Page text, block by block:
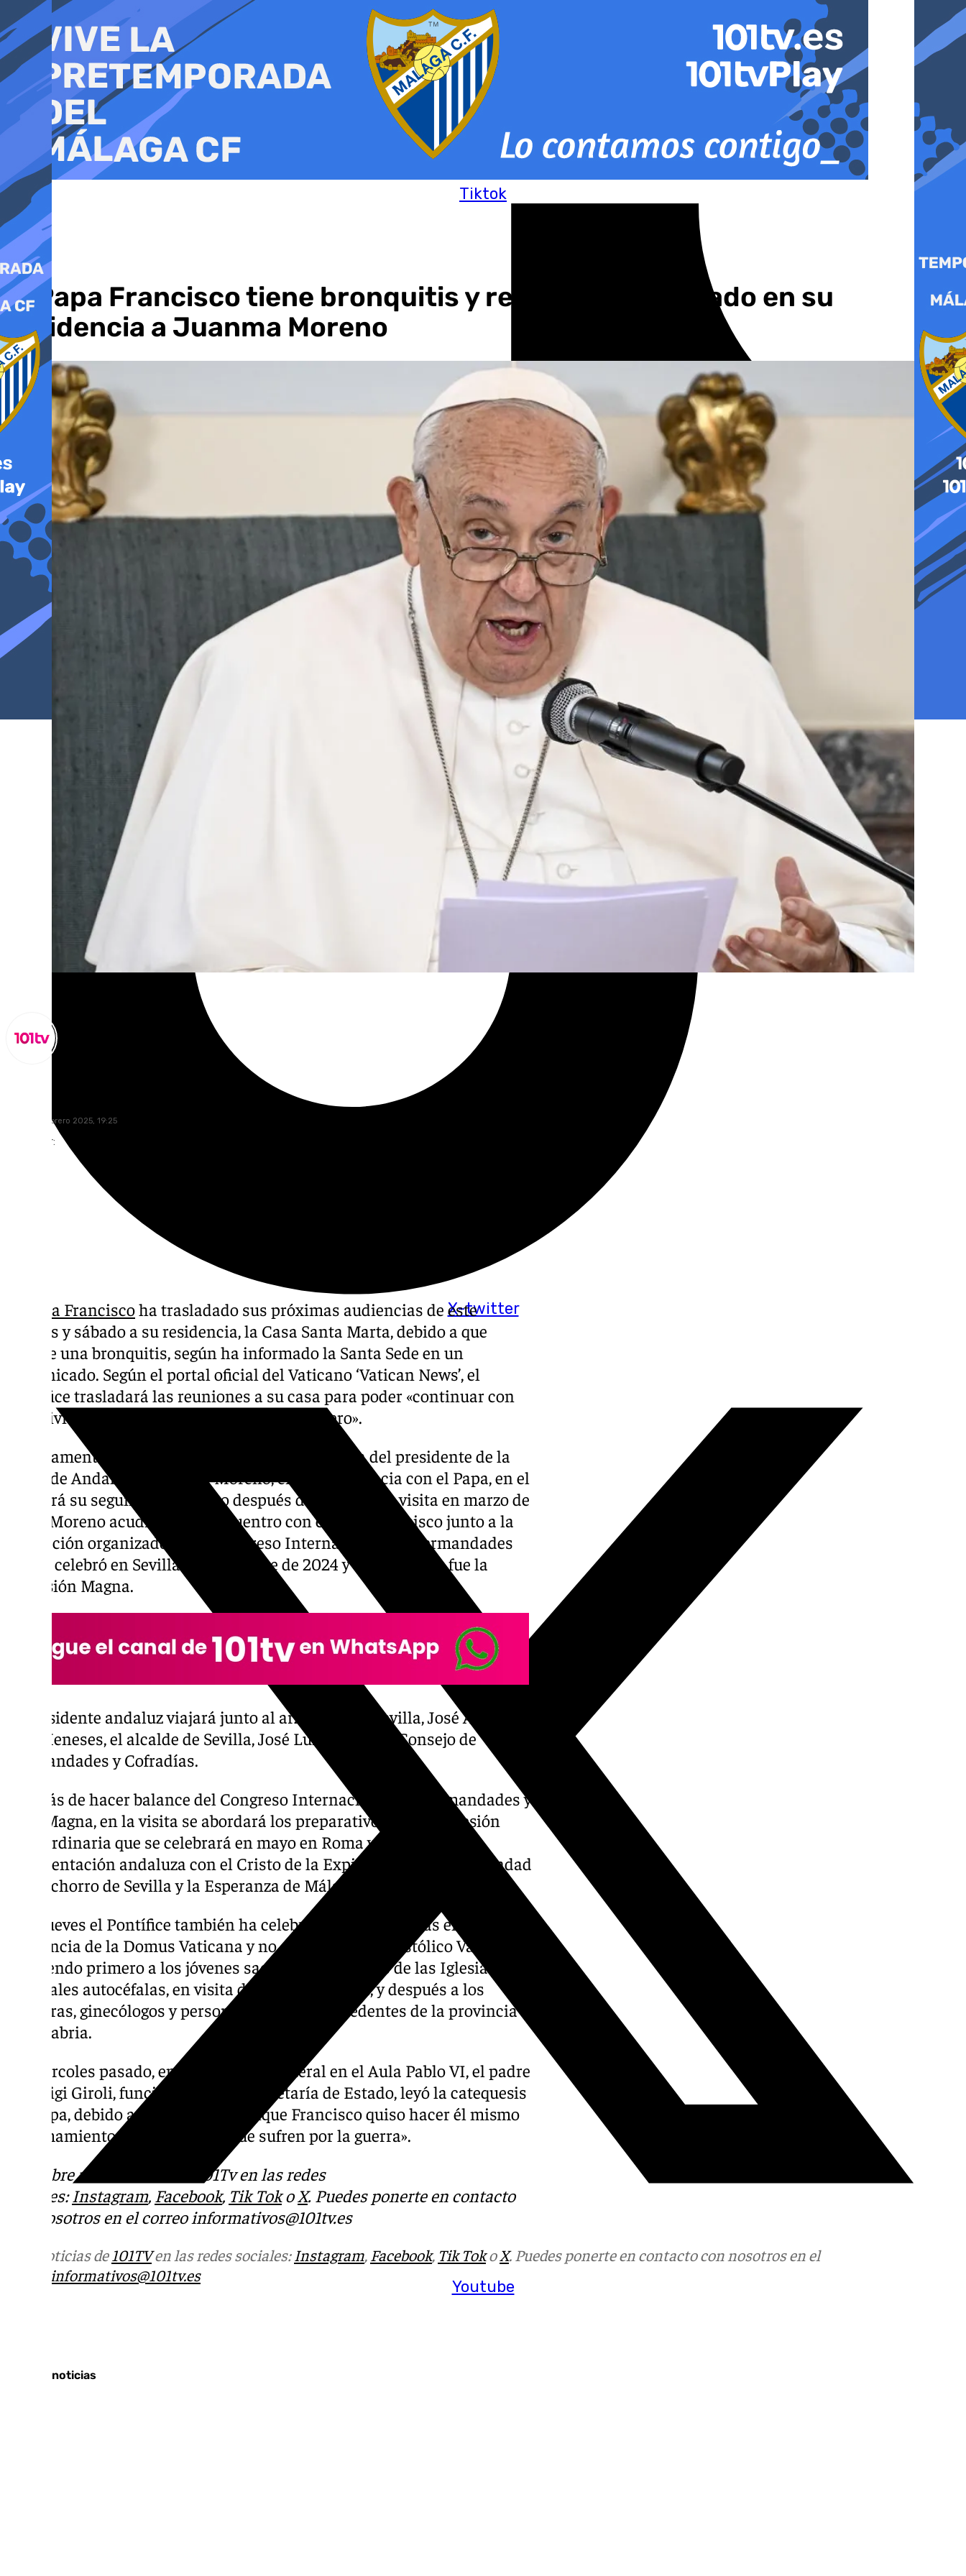
al
contenido
Tiktok
X-twitter
Youtube
El Papa Francisco tiene bronquitis y recibirá este sábado en su
residencia a Juanma Moreno
jueves, 6 febrero 2025, 19:25
Compartir:
Papa Franciscoha trasladado sus próximas audiencias de este
viernes y sábado a su residencia, la Casa Santa Marta, debido a que
padece una bronquitis, según ha informado la Santa Sede en un
comunicado. Según el portal oficial del Vaticano ‘Vatican News’, el
Pontífice trasladará las reuniones a su casa para poder «continuar con
su actividad, el viernes 7 y el sábado 8 de febrero».
Precisamente el sábado está prevista la presencia del presidente de la
Junta de Andalucía, Juanma Moreno, en una audiencia con el Papa, en el
que será su segundo encuentro después de su primera visita en marzo de
2024. Moreno acudirá a ese encuentro con el Papa Francisco junto a la
delegación organizadora del Congreso Internacional de Hermandades
que se celebró en Sevilla en diciembre de 2024 y cuyo colofón fue la
procesión Magna.
El presidente andaluz viajará junto al arzobispo de Sevilla, José Ángel
Sáiz Meneses, el alcalde de Sevilla, José Luis Sanz, y el Consejo de
Hermandades y Cofradías.
Además de hacer balance del Congreso Internacional de Hermandades y
de la Magna, en la visita se abordará los preparativos de la procesión
extraordinaria que se celebrará en mayo en Roma y tendrá una
representación andaluza con el Cristo de la Expiración de la Hermandad
del Cachorro de Sevilla y la Esperanza de Málaga.
Este jueves el Pontífice también ha celebrado las audiencias en su
residencia de la Domus Vaticana y no en el Palacio Apostólico Vaticano,
recibiendo primero a los jóvenes sacerdotes y monjes de las Iglesias
orientales autocéfalas, en visita de estudio a Roma, y después a los
obstetras, ginecólogos y personal sanitario procedentes de la provincia
de Calabria.
El miércoles pasado, en la audiencia general en el Aula Pablo VI, el padre
Pierluigi Giroli, funcionario de la Secretaría de Estado, leyó la catequesis
del Papa, debido a un resfriado, aunque Francisco quiso hacer él mismo
el llamamiento por los «países que sufren por la guerra».
Descubre más noticias de 101Tv en las redes
sociales: Instagram, Facebook, Tik Toko X. Puedes ponerte en contacto
con nosotros en el correo informativos@101tv.es
Más noticias de 101TVen las redes sociales: Instagram, Facebook, Tik TokoX. Puedes ponerte en contacto con nosotros en el
informativos@101tv.es
Últimas noticias